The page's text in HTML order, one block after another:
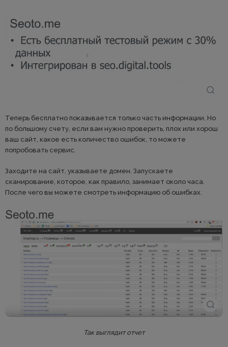
Теперь бесплатно показывается только часть информации. Но
по большому счету, если вам нужно проверить, плох или хорош
ваш сайт, какое есть количество ошибок, то можете
попробовать сервис.
Заходите на сайт, указываете домен. Запускаете
сканирование, которое, как правило, занимает около часа.
После чего вы можете смотреть информацию об ошибках.
Так выглядит отчет